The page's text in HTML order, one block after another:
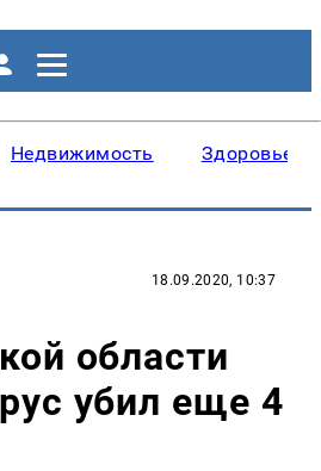
Недвижимость Здоровье
18.09.2020, 10:37
области
убил еще 4